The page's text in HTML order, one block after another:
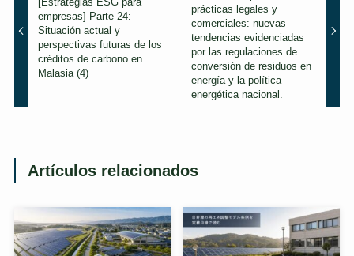
empresas] Parte 24:
Situación actual y
perspectivas futuras de los
créditos de carbono en
Malasia (4)
prácticas legales y
comerciales: nuevas
tendencias evidenciadas
por las regulaciones de
conversión de residuos en
energía y la política
energética nacional.
Artículos relacionados